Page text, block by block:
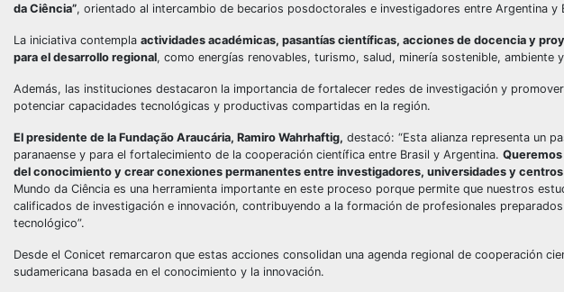
da Ciência”, orientado al intercambio de becarios posdoctorales e investigadores entre Argentina y
La iniciativa contempla actividades académicas, pasantías científicas, acciones de docencia y
para el desarrollo regional, como energías renovables, turismo, salud, minería sostenible, ambiente
Además, las instituciones destacaron la importancia de fortalecer redes de investigación y
potenciar capacidades tecnológicas y productivas compartidas en la región.
El presidente de la Fundação Araucária, Ramiro Wahrhaftig, destacó: “Esta alianza representa un
paranaense y para el fortalecimiento de la cooperación científica entre Brasil y Argentina.
del conocimiento y crear conexiones permanentes entre investigadores, universidades y
Mundo da Ciência es una herramienta importante en este proceso porque permite que nuestros
calificados de investigación e innovación, contribuyendo a la formación de profesionales
tecnológico”.
Desde el Conicet remarcaron que estas acciones consolidan una agenda regional de cooperación
sudamericana basada en el conocimiento y la innovación.